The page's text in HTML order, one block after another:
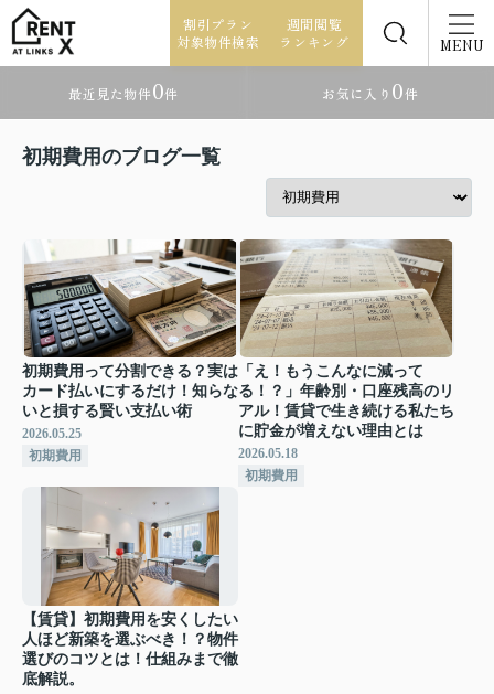
割引プラン
対象物件検索
週間閲覧
ランキング
MENU
最近見た物件0件 お気に入り 0件
初期費用のブログ一覧
初期費用って分割できる？実は
カード払いにするだけ！知らな
いと損する賢い支払い術
2026.05.25
初期費用
「え！もうこんなに減って
る！？」年齢別・口座残高のリ
アル！賃貸で生き続ける私たち
に貯金が増えない理由とは
2026.05.18
初期費用
【賃貸】初期費用を安くしたい
人ほど新築を選ぶべき！？物件
選びのコツとは！仕組みまで徹
底解説。